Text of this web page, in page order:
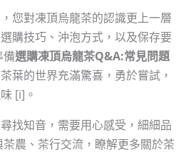
您對凍頂烏龍茶的認識更上一層
購技巧、沖泡方式，以及保存要
備選購凍頂烏龍茶Q&A:常見問題
葉的世界充滿驚喜，勇於嘗試，
[i]。
找知音，需要用心感受，細細品
農、茶行交流，瞭解更多關於茶